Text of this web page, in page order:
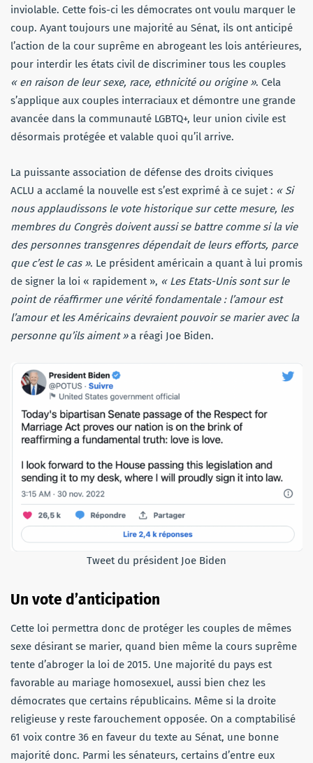
inviolable. Cette fois-ci les démocrates ont voulu marquer le
coup. Ayant toujours une majorité au Sénat, ils ont anticipé
l’action de la cour suprême en abrogeant les lois antérieures,
pour interdir les états civil de discriminer tous les couples
« en raison de leur sexe, race, ethnicité ou origine ». Cela
s’applique aux couples interraciaux et démontre une grande
avancée dans la communauté LGBTQ+, leur union civile est
désormais protégée et valable quoi qu’il arrive.
La puissante association de défense des droits civiques
ACLU a acclamé la nouvelle est s’est exprimé à ce sujet : « Si
nous applaudissons le vote historique sur cette mesure, les
membres du Congrès doivent aussi se battre comme si la vie
des personnes transgenres dépendait de leurs efforts, parce
que c’est le cas ». Le président américain a quant à lui promis
de signer la loi « rapidement », « Les Etats-Unis sont sur le
point de réaffirmer une vérité fondamentale : l’amour est
l’amour et les Américains devraient pouvoir se marier avec la
personne qu’ils aiment »a réagi Joe Biden.
Tweet du président Joe Biden
Un vote d’anticipation
Cette loi permettra donc de protéger les couples de mêmes
sexe désirant se marier, quand bien même la cours suprême
tente d’abroger la loi de 2015. Une majorité du pays est
favorable au mariage homosexuel, aussi bien chez les
démocrates que certains républicains. Même si la droite
religieuse y reste farouchement opposée. On a comptabilisé
61 voix contre 36 en faveur du texte au Sénat, une bonne
majorité donc. Parmi les sénateurs, certains d’entre eux